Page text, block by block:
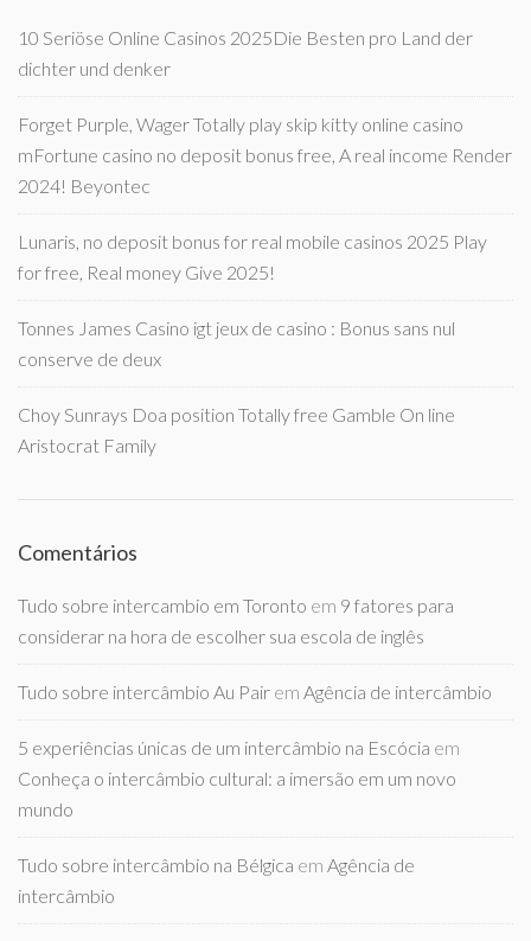
10 Seriöse Online Casinos 2025Die Besten pro Land der
dichter und denker
Forget Purple, Wager Totally play skip kitty online casino
mFortune casino no deposit bonus free, A real income Render
2024! Beyontec
Lunaris, no deposit bonus for real mobile casinos 2025 Play
for free, Real money Give 2025!
Tonnes James Casino igt jeux de casino : Bonus sans nul
conserve de deux
Choy Sunrays Doa position Totally free Gamble On line
Aristocrat Family
Comentários
Tudo sobre intercambio em Toronto em 9 fatores para
considerar na hora de escolher sua escola de inglês
Tudo sobre intercâmbio Au Pair em Agência de intercâmbio
5 experiências únicas de um intercâmbio na Escócia em
Conheça o intercâmbio cultural: a imersão em um novo
mundo
Tudo sobre intercâmbio na Bélgica em Agência de
intercâmbio